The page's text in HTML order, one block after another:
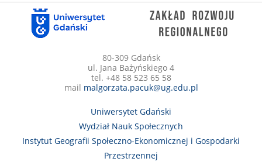
80-309 Gdańsk
ul. Jana Bażyńskiego 4
tel. +48 58 523 65 58
mail malgorzata.pacuk@ug.edu.pl
Uniwersytet Gdański
Wydział Nauk Społecznych
Instytut Geografii Społeczno-Ekonomicznej i Gospodarki
Przestrzennej